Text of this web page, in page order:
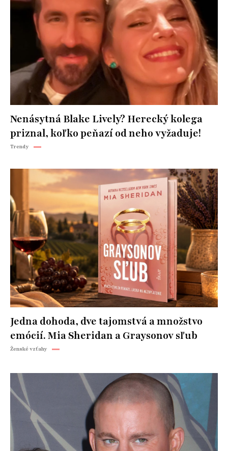
Nenásytná Blake Lively? Herecký kolega
priznal, koľko peňazí od neho vyžaduje!
Trendy
Jedna dohoda, dve tajomstvá a množstvo
emócií. Mia Sheridan a Graysonov sľub
Ženské vzťahy